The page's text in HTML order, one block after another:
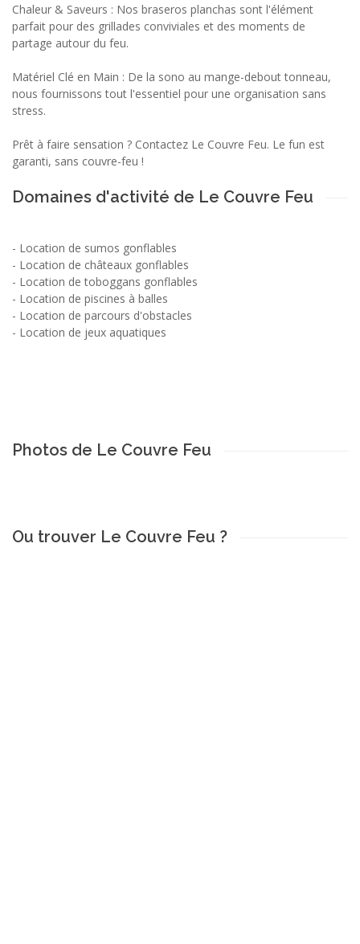
Chaleur & Saveurs : Nos braseros planchas sont l'élément
parfait pour des grillades conviviales et des moments de
partage autour du feu.
Matériel Clé en Main : De la sono au mange-debout tonneau,
nous fournissons tout l'essentiel pour une organisation sans
stress.
Prêt à faire sensation ? Contactez Le Couvre Feu. Le fun est
garanti, sans couvre-feu !
Domaines d'activité de Le Couvre Feu
- Location de sumos gonflables
- Location de châteaux gonflables
- Location de toboggans gonflables
- Location de piscines à balles
- Location de parcours d'obstacles
- Location de jeux aquatiques
Photos de Le Couvre Feu
Ou trouver Le Couvre Feu ?